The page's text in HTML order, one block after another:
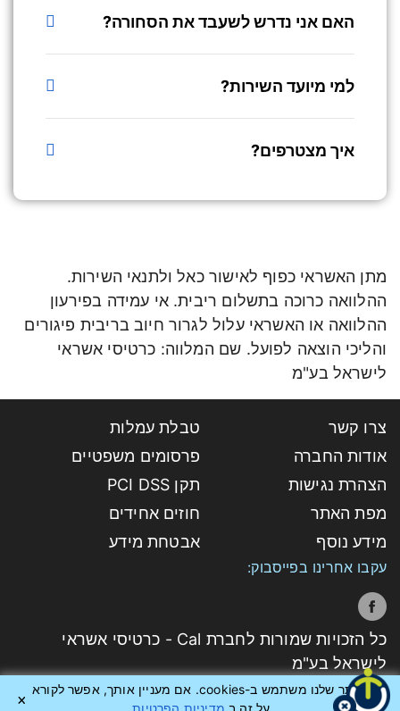
האתר שלנו משתמש ב-cookies. אם מעניין אותך, אפשר לקורא
על זה ב מדיניות הפרטיות
האם אני נדרש לשעבד את הסחורה?
למי מיועד השירות?
איך מצטרפים?
מתן האשראי כפוף לאישור כאל ולתנאי השירות.
ההלוואה כרוכה בתשלום ריבית. אי עמידה בפירעון
ההלוואה או האשראי עלול לגרור חיוב בריבית פיגורים
והליכי הוצאה לפועל. שם המלווה: כרטיסי אשראי
לישראל בע"מ
צרו קשר
טבלת עמלות
אודות החברה
פרסומים משפטיים
הצהרת נגישות
תקן PCI DSS
מפת האתר
חוזים אחידים
מידע נוסף
אבטחת מידע
עקבו אחרינו בפייסבוק:
כל הזכויות שמורות לחברת Cal - כרטיסי אשראי
לישראל בע"מ